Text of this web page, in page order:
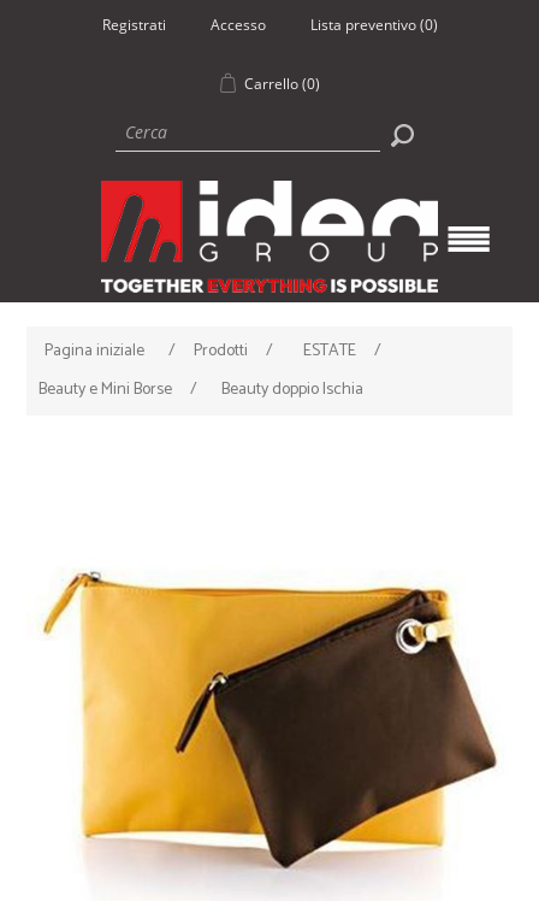
Registrati Accesso Lista preventivo (0)
Carrello (0)
Pagina iniziale / Prodotti / ESTATE
/
Beauty e Mini Borse
/ Beauty doppio Ischia